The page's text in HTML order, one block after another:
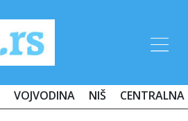
VOJVODINA NIŠ CENTRALNA